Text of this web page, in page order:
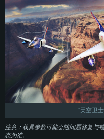
“天空卫
注意：载具参数可能会随问题修复与
态为准。